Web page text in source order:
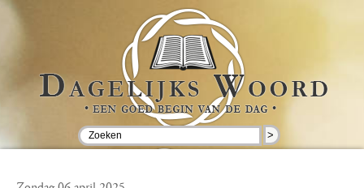
>